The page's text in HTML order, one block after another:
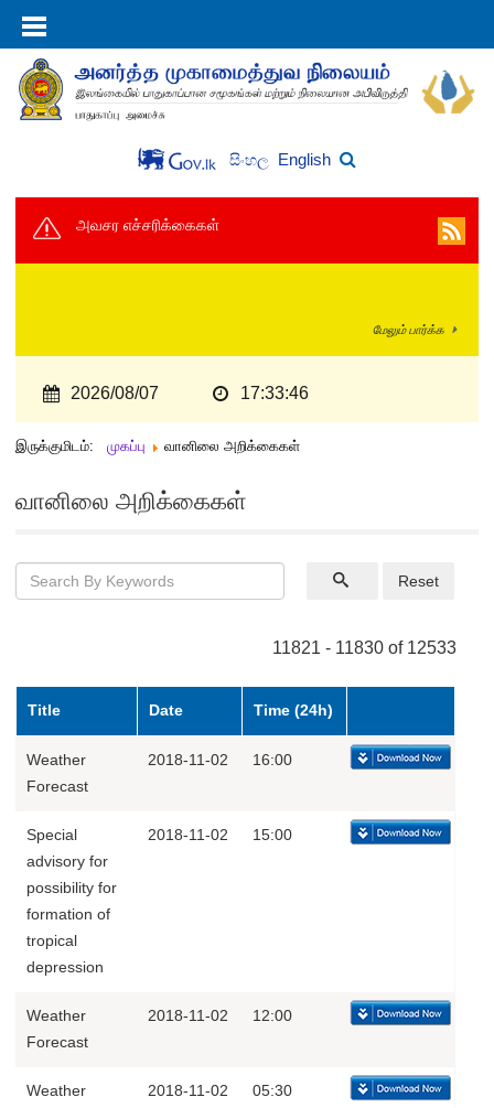
සිංහල English
அவசர எச்சரிக்கைகள்
மேலும் பார்க்க
2026/08/07 17:33:47
இருக்குமிடம்: முகப்பு வானிலை அறிக்கைகள்
வானிலை அறிக்கைகள்
Reset
11821 - 11830 of 12533
Title Date Time (24h)
Weather
Forecast
2018-11-02 16:00
Special
advisory for
possibility for
formation of
tropical
depression
2018-11-02 15:00
Weather
Forecast
2018-11-02 12:00
Weather
2018-11-02 05:30